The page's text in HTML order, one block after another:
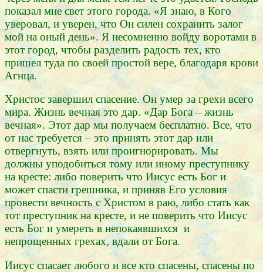
показал мне свет этого города. «Я знаю, в Кого
уверовал, и уверен, что Он силен сохранить залог
мой на оный день». Я несомненно войду воротами в
этот город, чтобы разделить радость тех, кто
пришел туда по своей простой вере, благодаря крови
Агнца.
Христос завершил спасение. Он умер за грехи всего
мира. Жизнь вечная это дар. «Дар Бога – жизнь
вечная». Этот дар мы получаем бесплатно. Все, что
от нас требуется – это принять этот дар или
отвергнуть, взять или проигнорировать. Мы
должны уподобиться тому или иному преступнику
на кресте: либо поверить что Иисус есть Бог и
может спасти грешника, и приняв Его условия
провести вечность с Христом в раю, либо стать как
тот преступник на кресте, и не поверить что Иисус
есть Бог и умереть в непокаявшихся и
непрощенных грехах, вдали от Бога.
Иисус спасает любого и все кто спасены, спасены по